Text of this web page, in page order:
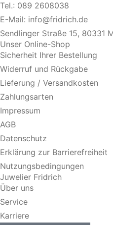
Tel.: 089 2608038
E-Mail: info@fridrich.de
Sendlinger Straße 15, 80331
Unser Online-Shop
Sicherheit Ihrer Bestellung
Widerruf und Rückgabe
Lieferung / Versandkosten
Zahlungsarten
Impressum
AGB
Datenschutz
Erklärung zur Barrierefreiheit
Nutzungsbedingungen
Juwelier Fridrich
Über uns
Service
Karriere